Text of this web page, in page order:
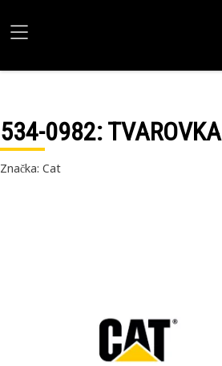
534-0982: TVAROVKA
Značka: Cat